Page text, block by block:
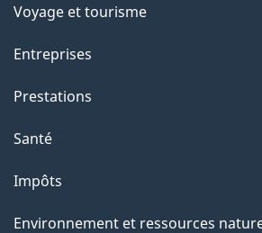
Voyage et tourisme
Entreprises
Prestations
Santé
Impôts
Environnement et ressources